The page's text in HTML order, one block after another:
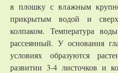
в плошку с влажным
прикрытым водой и
колпаком. Температура
рассеянный. У основания
условиях образуются
развитии 3-4 листочков и